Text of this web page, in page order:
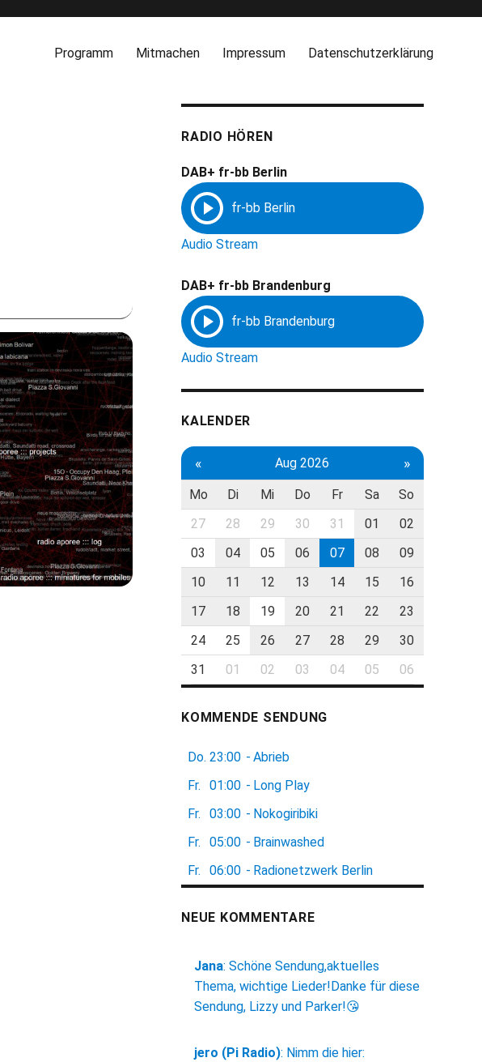
Programm Mitmachen Impressum Datenschutzerklärung
RADIO HÖREN
DAB+ fr-bb Berlin
Audio Stream
DAB+ fr-bb Brandenburg
Audio Stream
KALENDER
« Aug 2026 »
Mo Di Mi Do Fr Sa
So
27
28 29 30 31 01
02
03
04 05 06 07 08
09
10
11 12 13 14 15
16
17
18 19 20 21 22
23
24
25 26 27 28 29
30
31
01 02 03 04 05 06
KOMMENDE SENDUNG
Do. 23:00 - Abrieb
Fr.
01:00 - Long Play
Fr.
03:00 - Nokogiribiki
Fr.
05:00 - Brainwashed
Fr.
06:00 - Radionetzwerk Berlin
NEUE KOMMENTARE
Jana: Schöne Sendung,aktuelles
Thema, wichtige Lieder!Danke für diese
Sendung, Lizzy und Parker!😘
jero (Pi Radio): Nimm die hier: